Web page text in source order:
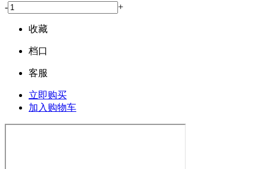
-
+
收藏
档口
客服
立即购买
加入购物车